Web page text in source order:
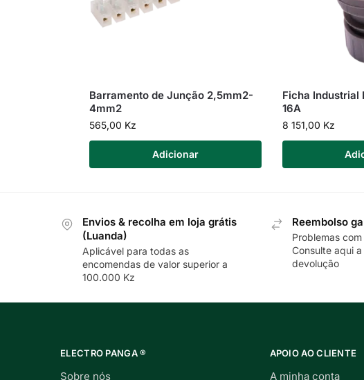
Barramento de Junção 2,5mm2-
4mm2
565,00 Kz
Adicionar
Ficha Industrial
16A
8 151,00 Kz
Envios & recolha em loja grátis
(Luanda)
Aplicável para todas as
encomendas de valor superior a
100.000 Kz
Reembolso
Problemas
Consulte aquia
devolução
ELECTRO PANGA ®
Sobre nós
APOIO AO CLIENTE
A minha conta